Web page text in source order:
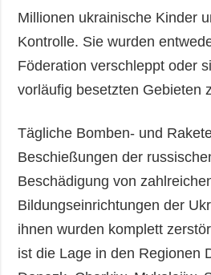
Millionen ukrainische Kinder
Kontrolle. Sie wurden
Föderation verschleppt oder
vorläufig besetzten Gebieten
Tägliche Bomben- und
Beschießungen der
Beschädigung von
Bildungseinrichtungen der
ihnen wurden komplett
ist die Lage in den Regionen